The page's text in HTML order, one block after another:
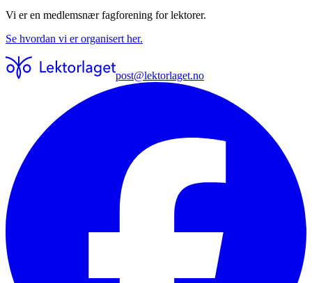
Vi er en medlemsnær fagforening for lektorer.
Se hvordan vi er organisert her.
post@lektorlaget.no